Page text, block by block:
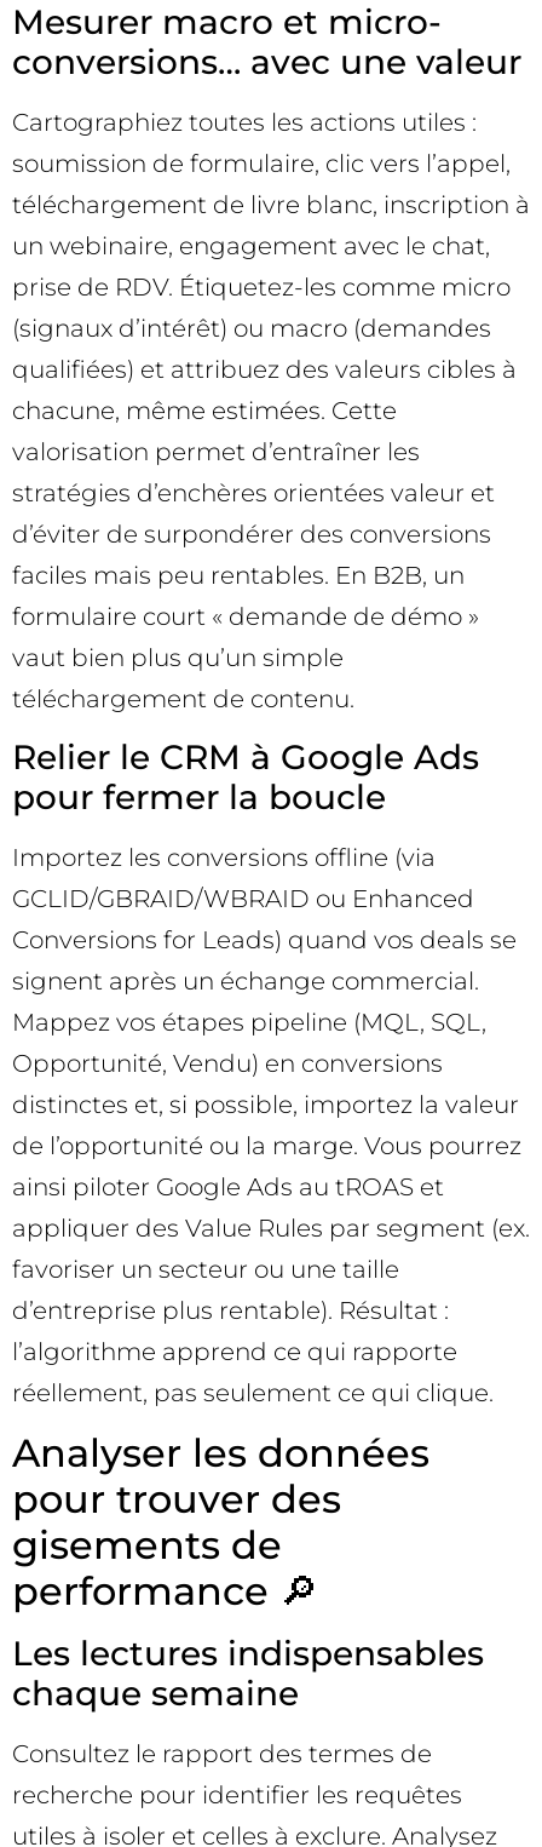
Mesurer macro et micro-
conversions… avec une valeur
Cartographiez toutes les actions utiles :
soumission de formulaire, clic vers l’appel,
téléchargement de livre blanc, inscription à
un webinaire, engagement avec le chat,
prise de RDV. Étiquetez-les comme micro
(signaux d’intérêt) ou macro (demandes
qualifiées) et attribuez des valeurs cibles à
chacune, même estimées. Cette
valorisation permet d’entraîner les
stratégies d’enchères orientées valeur et
d’éviter de surpondérer des conversions
faciles mais peu rentables. En B2B, un
formulaire court « demande de démo »
vaut bien plus qu’un simple
téléchargement de contenu.
Relier le CRM à Google Ads
pour fermer la boucle
Importez les conversions offline (via
GCLID/GBRAID/WBRAID ou Enhanced
Conversions for Leads) quand vos deals se
signent après un échange commercial.
Mappez vos étapes pipeline (MQL, SQL,
Opportunité, Vendu) en conversions
distinctes et, si possible, importez la valeur
de l’opportunité ou la marge. Vous pourrez
ainsi piloter Google Ads au tROAS et
appliquer des Value Rules par segment (ex.
favoriser un secteur ou une taille
d’entreprise plus rentable). Résultat :
l’algorithme apprend ce qui rapporte
réellement, pas seulement ce qui clique.
Analyser les données
pour trouver des
gisements de
performance 🔎
Les lectures indispensables
chaque semaine
Consultez le rapport des termes de
recherche pour identifier les requêtes
utiles à isoler et celles à exclure. Analysez